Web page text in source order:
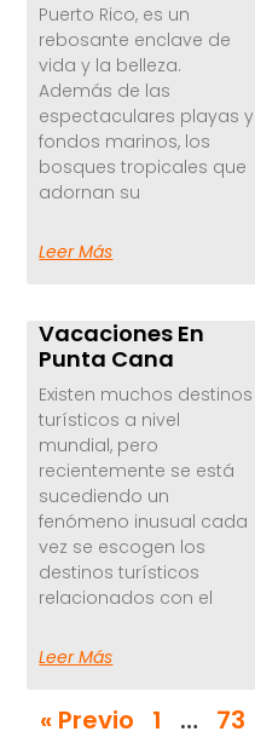
Puerto Rico, es un
rebosante enclave de
vida y la belleza.
Además de las
espectaculares playas y
fondos marinos, los
bosques tropicales que
adornan su
Leer Más
Vacaciones En
Punta Cana
Existen muchos destinos
turísticos a nivel
mundial, pero
recientemente se está
sucediendo un
fenómeno inusual cada
vez se escogen los
destinos turísticos
relacionados con el
Leer Más
« Previo 1 …
73